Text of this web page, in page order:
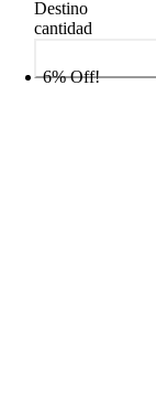
Destino
cantidad
6% Off!